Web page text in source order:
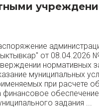
Версия для
от 08.04.2026
нормативных
муниципальных
при расчете
финансовое
задания ...